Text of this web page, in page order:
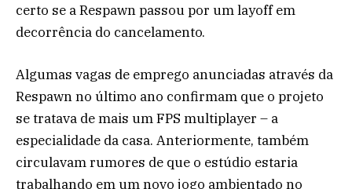
certo se a Respawn passou por um layoff em
decorrência do cancelamento.
Algumas vagas de emprego anunciadas através da
Respawn no último ano confirmam que o projeto
se tratava de mais um FPS multiplayer – a
especialidade da casa. Anteriormente, também
circulavam rumores de que o estúdio estaria
trabalhando em um novo jogo ambientado no